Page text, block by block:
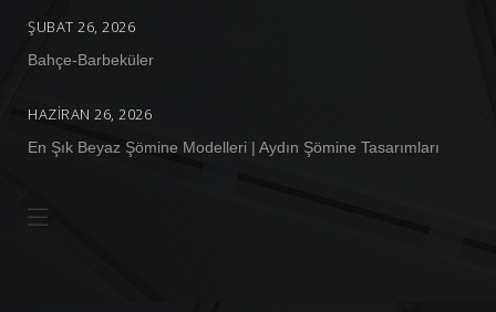
ŞUBAT 26, 2026
Bahçe-Barbeküler
HAZIRAN 26, 2026
En Şık Beyaz Şömine Modelleri | Aydın Şömine Tasarımları